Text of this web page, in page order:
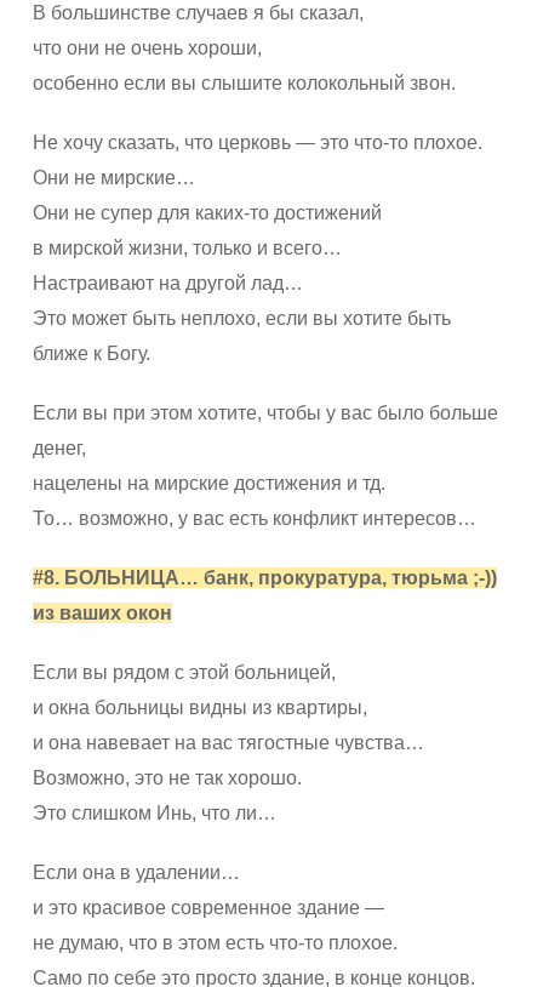
В большинстве случаев я бы сказал,
что они не очень хороши,
особенно если вы слышите колокольный звон.
Не хочу сказать, что церковь — это что-то плохое.
Они не мирские…
Они не супер для каких-то достижений
в мирской жизни, только и всего…
Настраивают на другой лад…
Это может быть неплохо, если вы хотите быть
ближе к Богу.
Если вы при этом хотите, чтобы у вас было больше
денег,
нацелены на мирские достижения и тд.
То… возможно, у вас есть конфликт интересов…
#8. БОЛЬНИЦА… банк, прокуратура, тюрьма ;-))
из ваших окон
Если вы рядом с этой больницей,
и окна больницы видны из квартиры,
и она навевает на вас тягостные чувства…
Возможно, это не так хорошо.
Это слишком Инь, что ли…
Если она в удалении…
и это красивое современное здание —
не думаю, что в этом есть что-то плохое.
Само по себе это просто здание, в конце концов.